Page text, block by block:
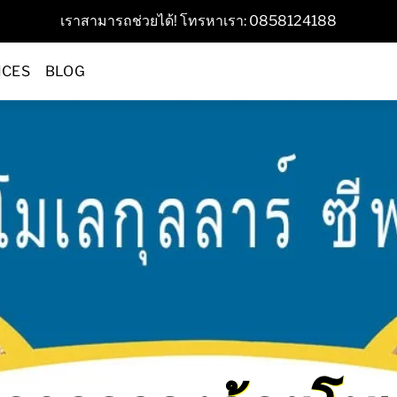
เราสามารถช่วยได้! โทรหาเรา: 0858124188
BLOG